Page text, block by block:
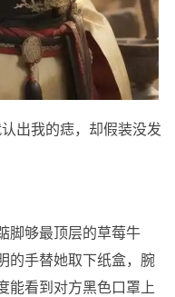
出我的痣，却假装没发
脚够最顶层的草莓牛
的手替她取下纸盒，腕
能看到对方黑色口罩上